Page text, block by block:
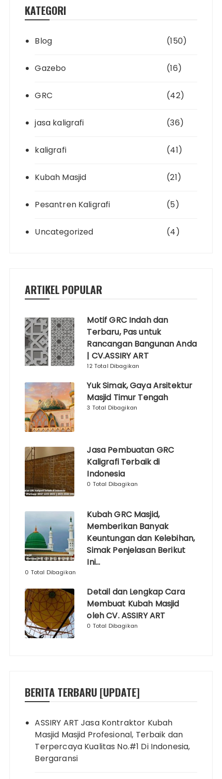
KATEGORI
Blog (150)
Gazebo (16)
GRC (42)
jasa kaligrafi (36)
kaligrafi (41)
Kubah Masjid (21)
Pesantren Kaligrafi (5)
Uncategorized (4)
ARTIKEL POPULAR
Motif GRC Indah dan
Terbaru, Pas untuk
Rancangan Bangunan Anda
| CV.ASSIRY ART
12 Total Dibagikan
Yuk Simak, Gaya Arsitektur
Masjid Timur Tengah
3 Total Dibagikan
Jasa Pembuatan GRC
Kaligrafi Terbaik di
Indonesia
0 Total Dibagikan
Kubah GRC Masjid,
Memberikan Banyak
Keuntungan dan Kelebihan,
Simak Penjelasan Berikut
Ini…
0 Total Dibagikan
Detail dan Lengkap Cara
Membuat Kubah Masjid
oleh CV. ASSIRY ART
0 Total Dibagikan
BERITA TERBARU [UPDATE]
ASSIRY ART Jasa Kontraktor Kubah
Masjid Masjid Profesional, Terbaik dan
Terpercaya Kualitas No.#1 Di Indonesia,
Bergaransi